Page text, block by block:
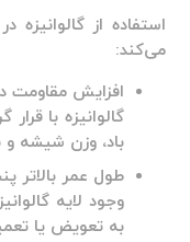
استفاده از
می‌کند:
افزایش مقاومت
گالوانیزه با
باد، وزن شیشه
طول عمر بالاتر
وجود لایه
به تعویض یا